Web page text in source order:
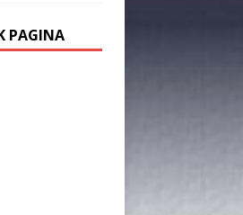
PAGINA